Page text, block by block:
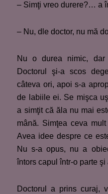
– Simţi vreo durere?… a
– Nu, dle doctor, nu mă
Nu o durea nimic, dar
Doctorul şi-a scos
câteva ori, apoi s-a
de labiile ei. Se mişca
a simţit că ăla nu mai
mână. Simţea ceva
Avea idee despre ce
Nu s-a opus, nu a
întors capul într-o parte
Doctorul a prins curaj,